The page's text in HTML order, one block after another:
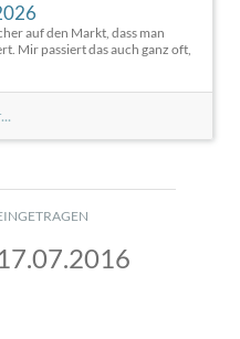
auf den Markt, dass man
Mir passiert das auch ganz oft,